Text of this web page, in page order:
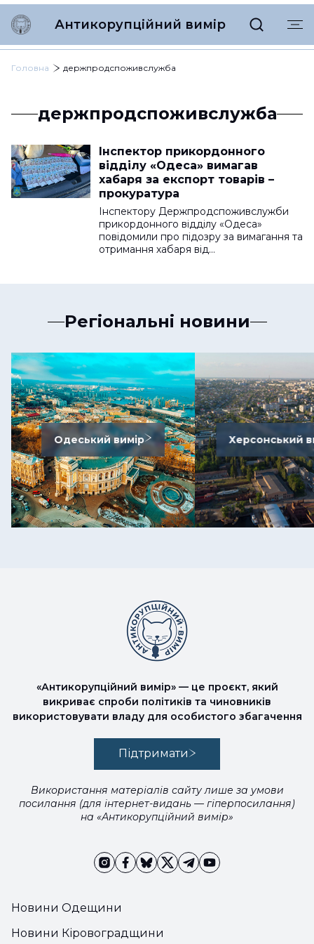
Антикорупційний вимір
Головна держпродспоживслужба
держпродспоживслужба
Інспектор прикордонного
відділу «Одеса» вимагав
хабаря за експорт товарів –
прокуратура
Інспектору Держпродспоживслужби
прикордонного відділу «Одеса»
повідомили про підозру за вимагання та
отримання хабаря від…
Регіональні новини
Одеський вимір Херсонський
Новини Одещини
Новини Кіровоградщини
«Антикорупційний вимір» — це проєкт, який
викриває спроби політиків та чиновників
використовувати владу для особистого збагачення
Підтримати
Використання матеріалів сайту лише за умови
посилання (для інтернет-видань — гіперпосилання)
на «Антикорупційний вимір»